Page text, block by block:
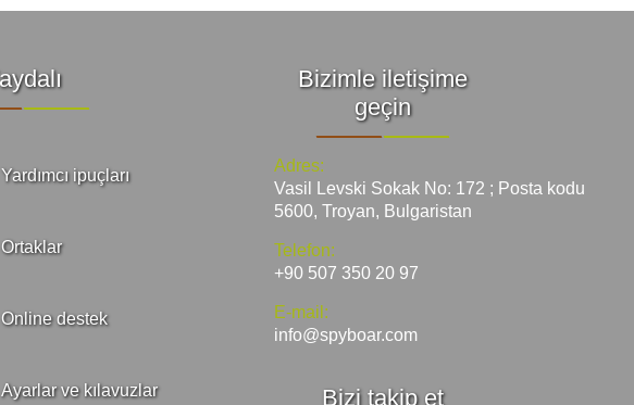
Yardımcı ipuçları
Ortaklar
Online destek
Ayarlar ve kılavuzlar
Bizimle iletişime
geçin
Adres:
Vasil Levski Sokak No: 172 ; Posta kodu
5600, Troyan, Bulgaristan
Telefon:
+90 507 350 20 97
E-mail:
info@spyboar.com
Bizi takip et